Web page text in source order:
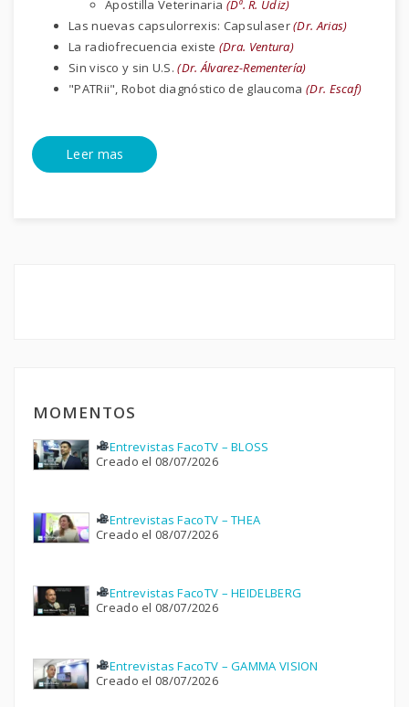
Apostilla Veterinaria (Dª. R. Udiz)
Las nuevas capsulorrexis: Capsulaser(Dr. Arias)
La radiofrecuencia existe (Dra. Ventura)
Sin visco y sin U.S.(Dr. Álvarez-Rementería)
"PATRii", Robot diagnóstico de glaucoma (Dr. Escaf)
Leer mas
MOMENTOS
Entrevistas FacoTV – BLOSS
Creado el 08/07/2026
Entrevistas FacoTV – THEA
Creado el 08/07/2026
Entrevistas FacoTV – HEIDELBERG
Creado el 08/07/2026
Entrevistas FacoTV – GAMMA VISION
Creado el 08/07/2026